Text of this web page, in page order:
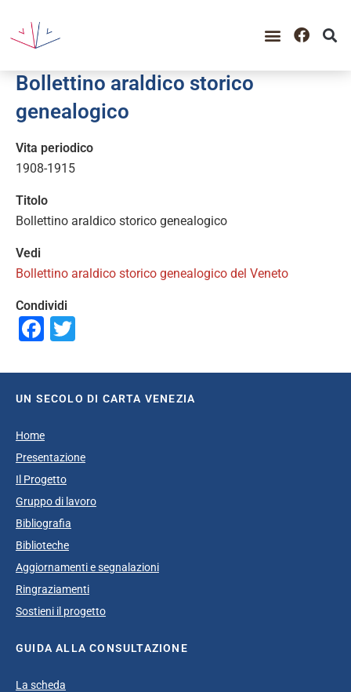
Bollettino araldico storico
genealogico
Vita periodico
1908-1915
Titolo
Bollettino araldico storico genealogico
Vedi
Bollettino araldico storico genealogico del Veneto
Condividi
Facebook
UN SECOLO DI CARTA VENEZIA
Home
Presentazione
Il Progetto
Gruppo di lavoro
Bibliografia
Biblioteche
Aggiornamenti e segnalazioni
Ringraziamenti
Sostieni il progetto
GUIDA ALLA CONSULTAZIONE
La scheda